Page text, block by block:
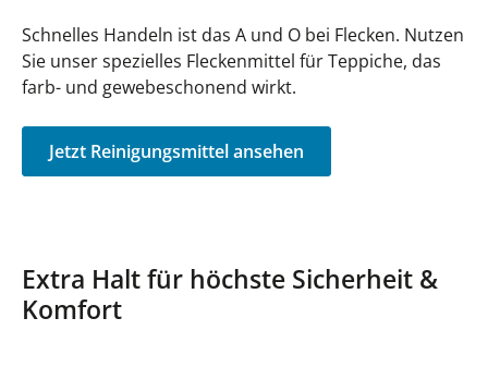
Schnelles Handeln ist das A und O bei Flecken. Nutzen
Sie unser spezielles Fleckenmittel für Teppiche, das
farb- und gewebeschonend wirkt.
Jetzt Reinigungsmittel ansehen
Extra Halt für höchste Sicherheit &
Komfort